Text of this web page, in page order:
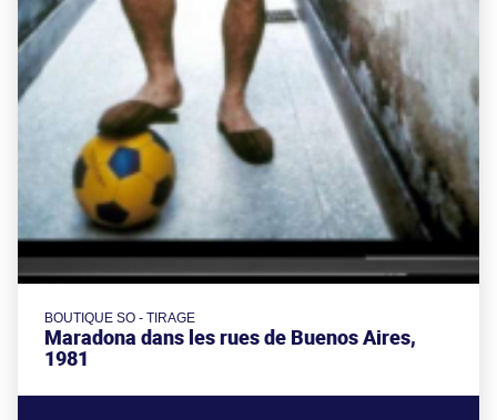
BOUTIQUE SO - TIRAGE
Maradona dans les rues de Buenos Aires,
1981